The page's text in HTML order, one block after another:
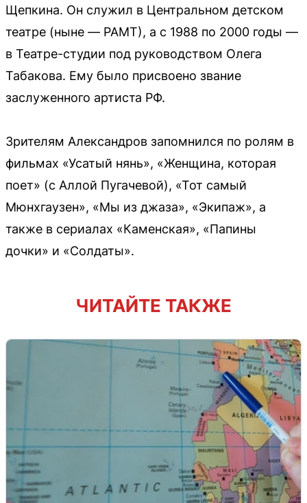
Щепкина. Он служил в Центральном детском
театре (ныне — РАМТ), а с 1988 по 2000 годы —
в Театре-студии под руководством Олега
Табакова. Ему было присвоено звание
заслуженного артиста РФ.
Зрителям Александров запомнился по ролям в
фильмах «Усатый нянь», «Женщина, которая
поет» (с Аллой Пугачевой), «Тот самый
Мюнхгаузен», «Мы из джаза», «Экипаж», а
также в сериалах «Каменская», «Папины
дочки» и «Солдаты».
ЧИТАЙТЕ ТАКЖЕ